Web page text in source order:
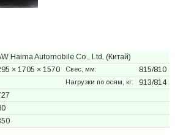
Haima Automobile Co., Ltd. (Китай)
× 1705 × 1570 Свес, мм: 815/810
Нагрузки по осям, кг: 913/814